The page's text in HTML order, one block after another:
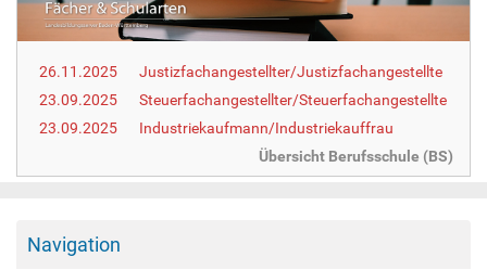
e
r
e
26.11.2025
Justizfachangestellter/Justizfachangestellte
23.09.2025
Steuerfachangestellter/Steuerfachangestellte
23.09.2025
Industriekaufmann/Industriekauffrau
Übersicht Berufsschule (BS)
Navigation